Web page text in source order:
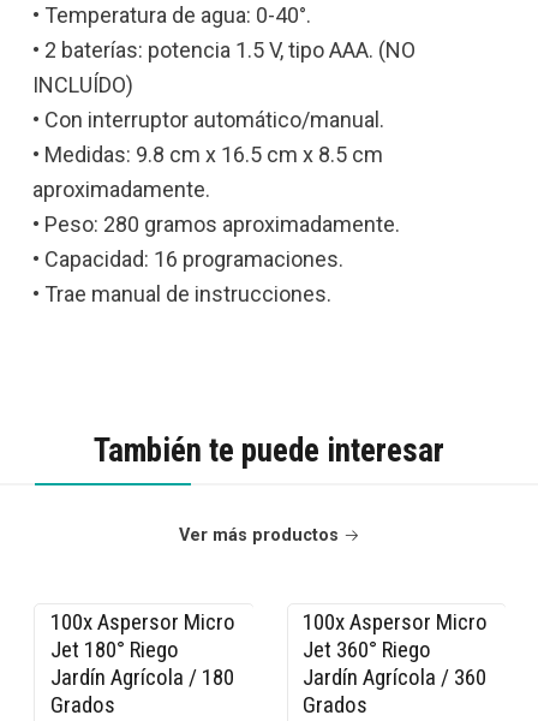
• Temperatura de agua: 0-40°.
• 2 baterías: potencia 1.5 V, tipo AAA. (NO
INCLUÍDO)
• Con interruptor automático/manual.
• Medidas: 9.8 cm x 16.5 cm x 8.5 cm
aproximadamente.
• Peso: 280 gramos aproximadamente.
• Capacidad: 16 programaciones.
• Trae manual de instrucciones.
También te puede interesar
Ver más productos
-15% OFF
100x Aspersor Micro
Jet 180° Riego
Jardín Agrícola / 180
Grados
-15% OFF
100x Aspersor Micro
Jet 360° Riego
Jardín Agrícola / 360
Grados